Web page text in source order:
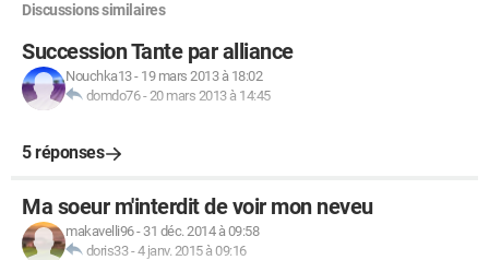
Discussions similaires
Succession Tante par alliance
Nouchka13- 19 mars 2013 à 18:02
domdo76-20 mars 2013 à 14:45
5 réponses
Ma soeur m'interdit de voir mon neveu
makavelli96- 31 déc. 2014 à 09:58
doris33-4 janv. 2015 à 09:16